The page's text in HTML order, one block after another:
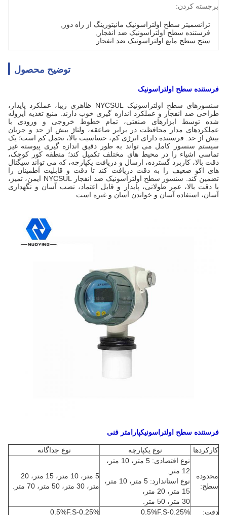
برجسته کردن:
ترانسمیتر سطح اولتراسونیک مانیتورینگ از راه دور,
فرستنده سطح اولتراسونیک ضد انفجار,
سنج سطح مایع اولتراسونیک ضد انفجار
توضیح محصول
فرستنده سطح اولتراسونیک
سنسورهای سطح اولتراسونیک NYCSUL ظاهری زیبا، عملکرد پایدار،
طراحی ضد انفجار و عملکرد اندازه گیری خوب دارند. منبع تغذیه ایزوله
شده توسط ابزارهای صنعتی، تمام خطوط خروجی و ورودی با
عملکردهای مدار محافظت در برابر صاعقه، ولتاژ بیش از حد و جریان
بیش از حد. فرستنده دارای انرژی کم، حساسیت بالا، تحمل کم است؛ یک
سیستم سنسور کامل می تواند به طور دقیق اندازه گیری پیوسته غیر
تماسی اشیاء را در محیط های مختلف تکمیل کند؛ منطقه کور کوچک،
دقت بالا، کاربرد گسترده، ارسال و دریافت یکپارچه، که می تواند سیگنال
های اکو ضعیف را به دقت دریافت کند تا دقت و قابلیت اطمینان را
تضمین کند. سنسور سطح اولتراسونیک ضد انفجار NYCSUL ایمن، تمیز،
با دقت بالا، عمر طولانی، پایدار و قابل اعتماد، نصب آسان و نگهداری
آسان، استفاده آسان و خواندن آسان و غیره است.
فرستنده سطح اولتراسونیکپارامتر فنی
کارکردها نوع یکپارچه نوع جداگانه
محدوده
سطح:
نوع اقتصادی: 5 متر، 10 متر،
12 متر.
نوع استاندارد: 5 متر، 10 متر،
15 متر، 20 متر،
30 متر، 50 متر.
5 متر، 10 متر، 15 متر، 20
متر، 30 متر، 50 متر، 70 متر.
دقت: 0.25%-0.5%F.S
0.25%-0.5%F.S